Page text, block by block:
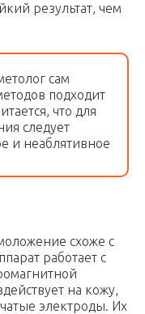
результат, чем
сам
подходит
что для
следует
и неаблятивное
схоже с
работает с
на кожу,
электроды. Их